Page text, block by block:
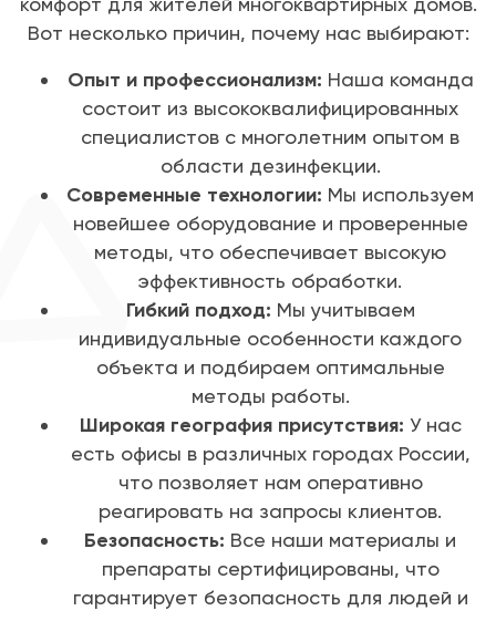
Вот несколько причин, почему нас выбирают:
Опыт и профессионализм: Наша команда
состоит из высококвалифицированных
специалистов с многолетним опытом в
области дезинфекции.
Современные технологии: Мы используем
новейшее оборудование и проверенные
методы, что обеспечивает высокую
эффективность обработки.
Гибкий подход: Мы учитываем
индивидуальные особенности каждого
объекта и подбираем оптимальные
методы работы.
Широкая география присутствия: У нас
есть офисы в различных городах России,
что позволяет нам оперативно
реагировать на запросы клиентов.
Безопасность: Все наши материалы и
препараты сертифицированы, что
гарантирует безопасность для людей и